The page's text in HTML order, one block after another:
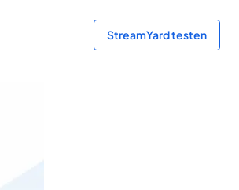
StreamYard testen